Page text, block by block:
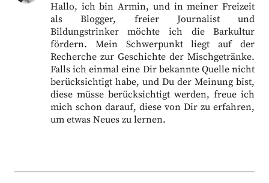
Hallo, ich bin Armin, und in meiner Freizeit
als Blogger, freier Journalist und
Bildungstrinker möchte ich die Barkultur
fördern. Mein Schwerpunkt liegt auf der
Recherche zur Geschichte der Mischgetränke.
Falls ich einmal eine Dir bekannte Quelle nicht
berücksichtigt habe, und Du der Meinung bist,
diese müsse berücksichtigt werden, freue ich
mich schon darauf, diese von Dir zu erfahren,
um etwas Neues zu lernen.